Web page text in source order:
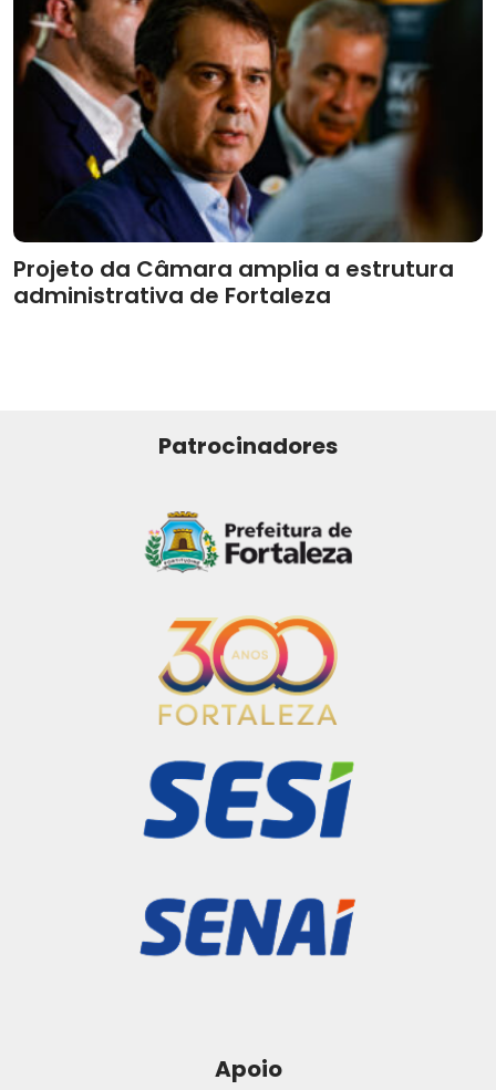
Projeto da Câmara amplia a estrutura
administrativa de Fortaleza
Patrocinadores
Apoio